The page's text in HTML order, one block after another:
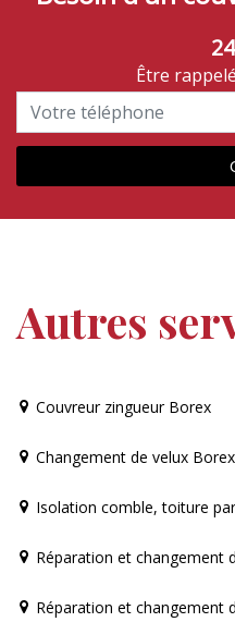
Être
Autres
Couvreur zingueur Borex
Changement de velux Borex
Isolation comble, toiture
Réparation et changement
Réparation et changement